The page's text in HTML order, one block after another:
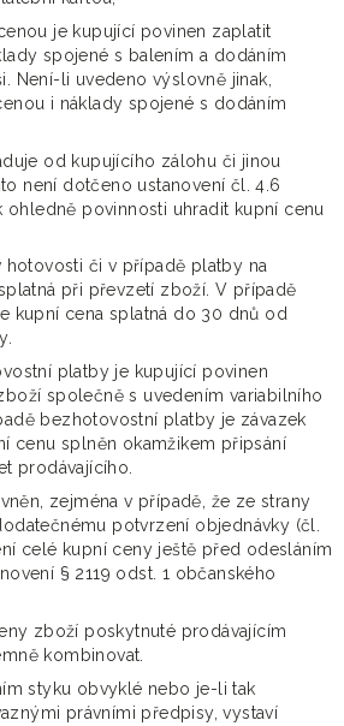
je kupující povinen zaplatit
spojené s balením a dodáním
Není-li uvedeno výslovně jinak,
i náklady spojené s dodáním
od kupujícího zálohu či jinou
není dotčeno ustanovení čl. 4.6
povinnosti uhradit kupní cenu
hotovosti či v případě platby na
při převzetí zboží. V případě
kupní cena splatná do 30 dnů od
platby je kupující povinen
společně s uvedením variabilního
bezhotovostní platby je závazek
cenu splněn okamžikem připsání
prodávajícího.
zejména v případě, že ze strany
potvrzení objednávky (čl.
celé kupní ceny ještě před odesláním
§ 2119 odst. 1 občanského
zboží poskytnuté prodávajícím
kombinovat.
styku obvyklé nebo je-li tak
právními předpisy, vystaví